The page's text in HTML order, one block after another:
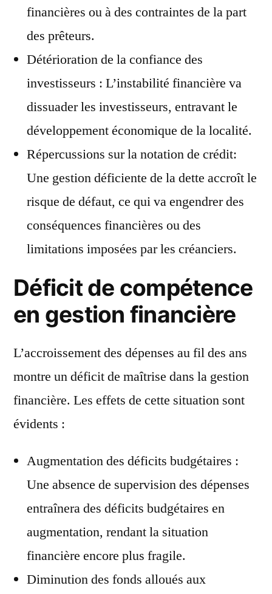
financières ou à des contraintes de la part
des prêteurs.
Détérioration de la confiance des
investisseurs : L’instabilité financière va
dissuader les investisseurs, entravant le
développement économique de la localité.
Répercussions sur la notation de crédit:
Une gestion déficiente de la dette accroît le
risque de défaut, ce qui va engendrer des
conséquences financières ou des
limitations imposées par les créanciers.
Déficit de compétence
en gestion financière
L’accroissement des dépenses au fil des ans
montre un déficit de maîtrise dans la gestion
financière. Les effets de cette situation sont
évidents :
Augmentation des déficits budgétaires :
Une absence de supervision des dépenses
entraînera des déficits budgétaires en
augmentation, rendant la situation
financière encore plus fragile.
Diminution des fonds alloués aux